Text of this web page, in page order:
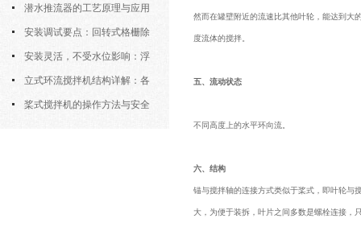
的布置位置对回流效果的影响
潜水推流器的工艺原理与应用
逻辑安装调试要点：回转式格栅除
污机的土建配合要求与水平度校准
安装灵活，不受水位影响：浮
筒式曝气机的结构优势与适用场景
立式环流搅拌机结构详解：各
部件的功能与协同
桨式搅拌机的操作方法与安全
然而在罐壁附近的流速比其他叶轮，能达到大
度流体的搅拌。
五、流动状态
不同高度上的水平环向流。
六、结构
锚与搅拌轴的连接方式类似于桨式，即叶轮与
大，为便于装拆，叶片之间多数是螺栓连接，